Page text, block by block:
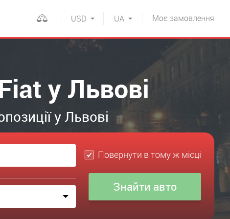
Моє замовлення
UA
USD
у Львові
у Львові
Повернути в тому ж місці